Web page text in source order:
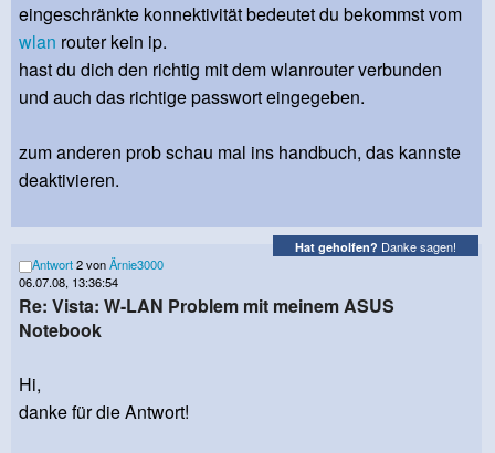
eingeschränkte konnektivität bedeutet du bekommst vom
wlan router kein ip.
hast du dich den richtig mit dem wlanrouter verbunden
und auch das richtige passwort eingegeben.
zum anderen prob schau mal ins handbuch, das kannste
deaktivieren.
Hat geholfen? Danke sagen!
Antwort2 vonÄrnie3000
06.07.08, 13:36:54
Re: Vista: W-LAN Problem mit meinem ASUS
Notebook
Hi,
danke für die Antwort!